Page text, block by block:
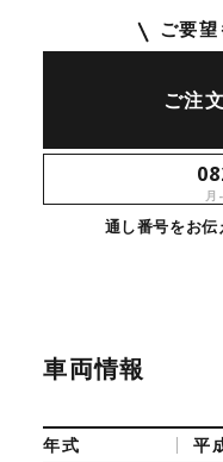
ご要望
ご注
通し番号をお伝
車両情報
年式
平